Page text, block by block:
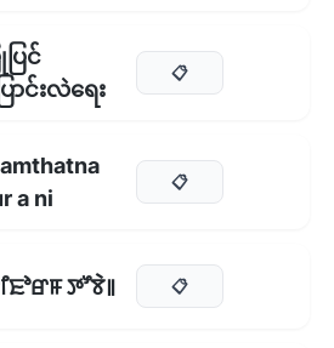
ပြင်
ောင်းလဲရေး
📋
a ni
📋
ꯇꯧꯕꯥ꯫ 📋